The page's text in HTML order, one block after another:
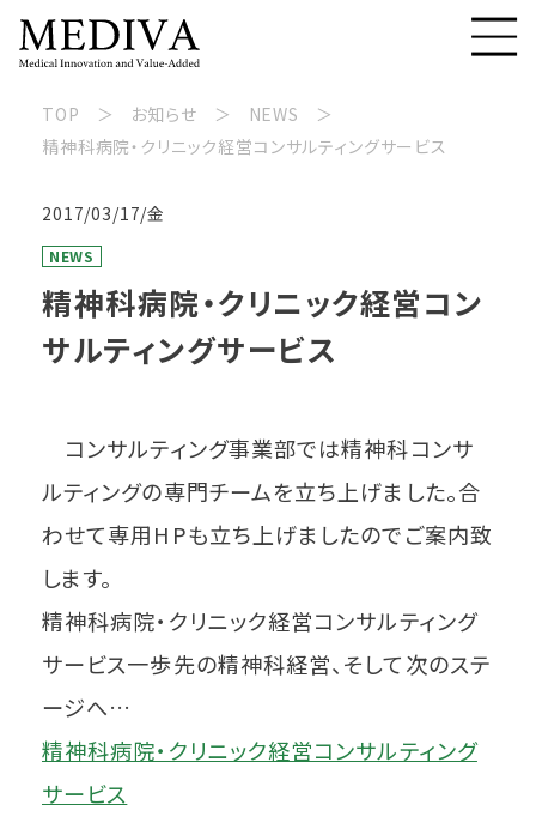
TOP お知らせ
NEWS
精神科病院・クリニック経営コンサルティングサービス
2017/03/17/金
NEWS
精神科病院・クリニック経営コン
サルティングサービス
コンサルティング事業部では精神科コンサ
ルティングの専門チームを立ち上げました。合
わせて専用HPも立ち上げましたのでご案内致
します。
精神科病院・クリニック経営コンサルティング
サービス一歩先の精神科経営、そして次のステ
ージへ…
精神科病院・クリニック経営コンサルティング
サービス